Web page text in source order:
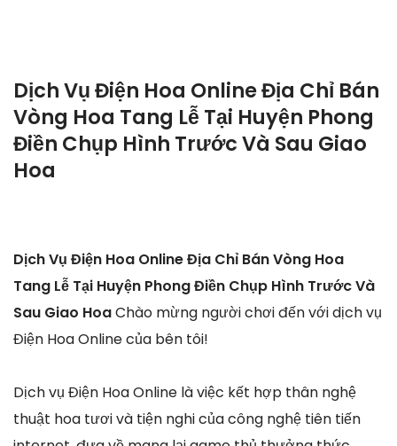
Dịch Vụ Điện Hoa Online Địa Chỉ Bán
Vòng Hoa Tang Lễ Tại Huyện Phong
Điền Chụp Hình Trước Và Sau Giao
Hoa
Dịch Vụ Điện Hoa Online Địa Chỉ Bán Vòng Hoa
Tang Lễ Tại Huyện Phong Điền Chụp Hình Trước Và
Sau Giao HoaChào mừng người chơi đến với dịch vụ
Điện Hoa Online của bên tôi!
Dịch vụ Điện Hoa Online là việc kết hợp thân nghệ
thuật hoa tươi và tiện nghi của công nghệ tiên tiến